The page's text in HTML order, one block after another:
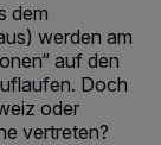
dem
werden am
auf den
Doch
oder
vertreten?